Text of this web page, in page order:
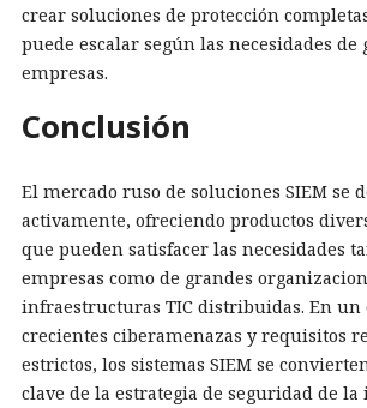
crear soluciones de protección
puede escalar según las necesidades de
empresas.
Conclusión
El mercado ruso de soluciones SIEM se
activamente, ofreciendo productos
que pueden satisfacer las necesidades
empresas como de grandes
infraestructuras TIC distribuidas. En un
crecientes ciberamenazas y requisitos
estrictos, los sistemas SIEM se
clave de la estrategia de seguridad de